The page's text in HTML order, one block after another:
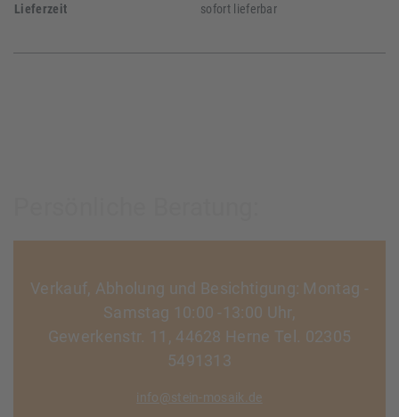
Lieferzeit
sofort lieferbar
Verkauf, Abholung und Besichtigung: Montag -
Samstag 10:00 -13:00 Uhr,
Gewerkenstr. 11, 44628 Herne Tel. 02305
5491313
info@stein-mosaik.de